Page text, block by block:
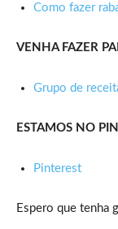
Como fazer
VENHA FAZER
Grupo de
ESTAMOS NO
Pinterest
Espero que tenha